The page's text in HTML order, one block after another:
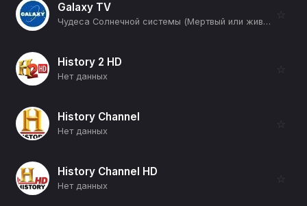
Galaxy TV
Чудеса Солнечной системы (Мертвый или живой) (12+)
☆
History 2 HD
Нет данных
☆
History Channel
Нет данных
☆
History Channel HD
Нет данных
☆